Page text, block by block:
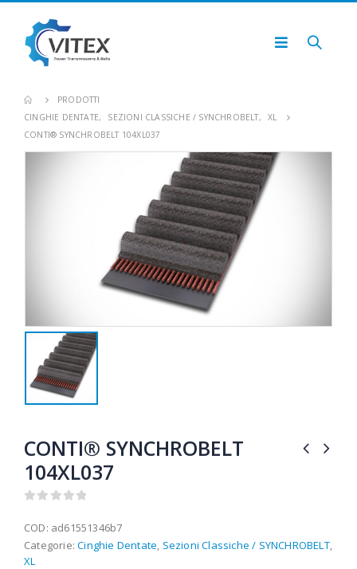
PRODOTTI
CINGHIE DENTATE, SEZIONI CLASSICHE / SYNCHROBELT,
XL
CONTI® SYNCHROBELT 104XL037
CONTI® SYNCHROBELT
104XL037
COD: ad61551346b7
Categorie:Cinghie Dentate Sezioni Classiche / SYNCHROBELT,
XL